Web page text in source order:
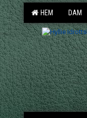
HEM DAM